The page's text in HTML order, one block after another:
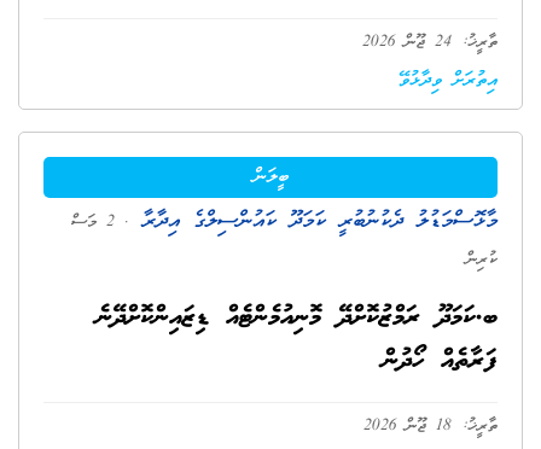
ތާރީޚު: 24 ޖޫން 2026
އިތުރަށް ވިދާޅުވޭ
ބީލަން
މާޅޮސްމަޑުލު ދެކުނުބުރީ ކަމަދޫ ކައުންސިލްގެ އިދާރާ
. 2 މަސް
ކުރިން
ބ.ކަމަދޫ ރަމްޒުކޮށްދޭ މޮނިއުމެންޓެއް ޑިޒައިންކޮށްދޭނެ
ފަރާތެއް ހޯދުން
ތާރީޚު: 18 ޖޫން 2026